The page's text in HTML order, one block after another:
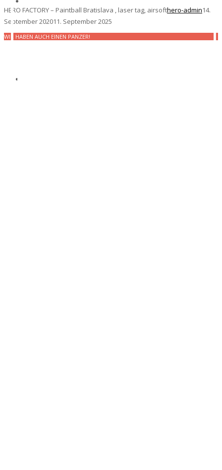
HERO FACTORY – Paintball Bratislava , laser tag, airsofthero-admin14.
September 202011. September 2025
WIR HABEN AUCH EINEN PANZER!
unter einem Dach